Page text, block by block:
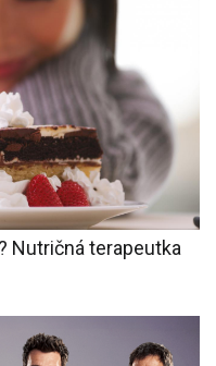
Nutričná terapeutka